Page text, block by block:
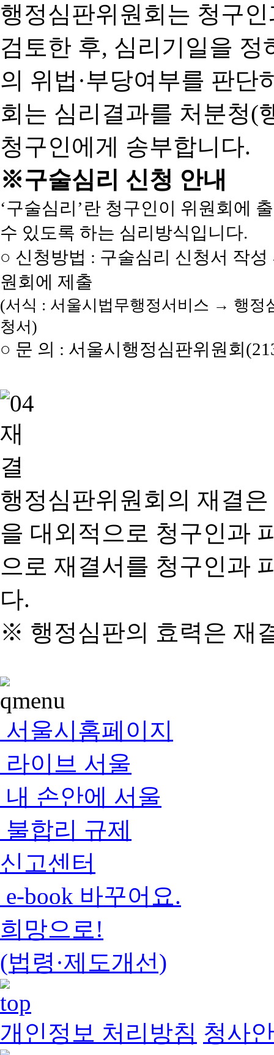
행정심판위원회는 청구
검토한 후, 심리기일을 정
의 위법·부당여부를 판단
회는 심리결과를 처분청(
청구인에게 송부합니다.
※구술심리 신청 안내
‘구술심리’란 청구인이 위원회에
수 있도록 하는 심리방식입니다.
○ 신청방법 : 구술심리 신청서 작
원회에 제출
(서식 : 서울시법무행정서비스 → 행
청서)
○ 문 의 : 서울시행정심판위원회
행정심판위원회의 재결
을 대외적으로 청구인과
으로 재결서를 청구인과
다.
※ 행정심판의 효력은 재
서울시홈페이지
라이브 서울
내 손안에 서울
불합리 규제
신고센터
e-book 바꾸어요.
희망으로!
(법령·제도개선)
개인정보 처리방침 청사